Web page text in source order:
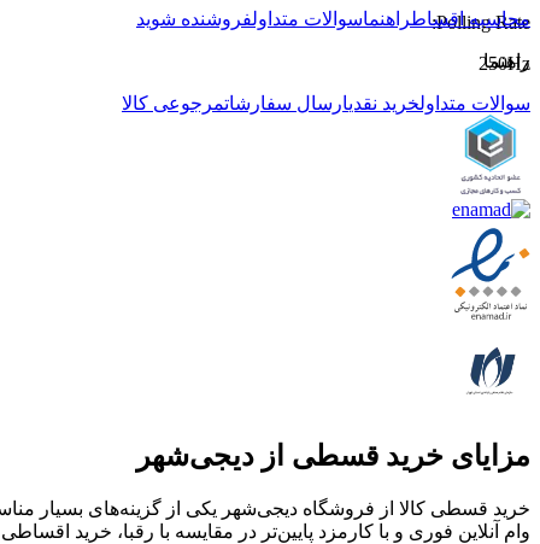
Polling Rate
:
250Hz
محاسبه اقساطراهنماسوالات متداولفروشنده شوید
راهنما
سوالات متداولخرید نقدیارسال سفارشاتمرجوعی کالا
مزایای خرید قسطی از دیجی‌شهر
خرید قسطی کالا از فروشگاه دیجی‌شهر یکی از گزینه‌های بسیار
وام آنلاین فوری و با کارمزد پایین‌تر در مقایسه با رقبا، خرید